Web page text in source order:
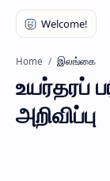
Home இலங்கை
உயர்தரப்
அறிவிப்பு